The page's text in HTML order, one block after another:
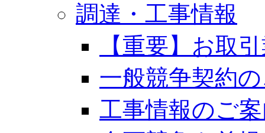
調達・工事情報
【重要】お取
一般競争契約
工事情報のご